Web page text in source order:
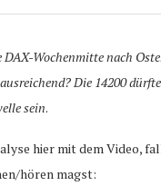
DAX-Wochenmitte nach
Die 14200
sein.
hier mit dem Video,
hören magst: